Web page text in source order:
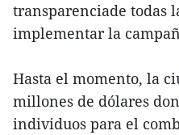
transparenciade todas
implementar la
Hasta el momento, la
millones de dólares
individuos para el